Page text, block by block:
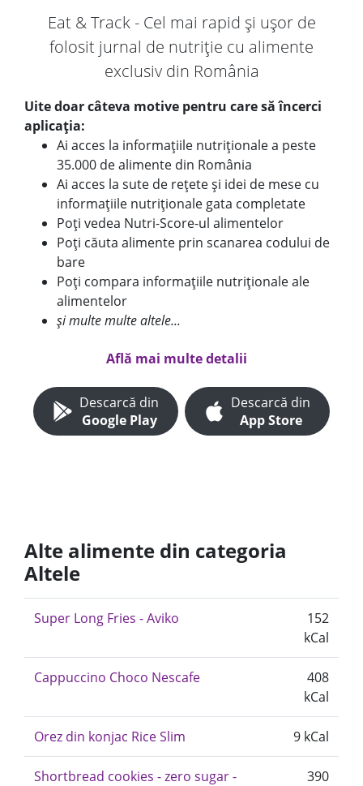
Eat & Track - Cel mai rapid și ușor de
folosit jurnal de nutriție cu alimente
exclusiv din România
Uite doar câteva motive pentru care să încerci
aplicația:
Ai acces la informațiile nutriționale a peste
35.000 de alimente din România
Ai acces la sute de rețete și idei de mese cu
informațiile nutriționale gata completate
Poți vedea Nutri-Score-ul alimentelor
Poți căuta alimente prin scanarea codului de
bare
Poți compara informațiile nutriționale ale
alimentelor
și multe multe altele...
Află mai multe detalii
Descarcă din
Google Play
Descarcă din
App Store
Alte alimente din categoria
Altele
Super Long Fries - Aviko
152
kCal
Cappuccino Choco Nescafe
408
kCal
Orez din konjac Rice Slim 9 kCal
Shortbread cookies - zero sugar -
390